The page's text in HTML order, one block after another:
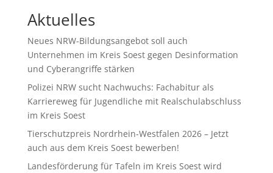
Aktuelles
Neues NRW-Bildungsangebot soll auch
Unternehmen im Kreis Soest gegen Desinformation
und Cyberangriffe stärken
Polizei NRW sucht Nachwuchs: Fachabitur als
Karriereweg für Jugendliche mit Realschulabschluss
im Kreis Soest
Tierschutzpreis Nordrhein-Westfalen 2026 – Jetzt
auch aus dem Kreis Soest bewerben!
Landesförderung für Tafeln im Kreis Soest wird